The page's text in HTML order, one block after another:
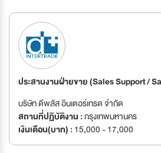
ประสานงานฝ่ายขาย (Sales Support /
บริษัท ดีพลัส อินเตอร์เทรด จำกัด
สถานที่ปฏิบัติงาน :กรุงเทพมหานคร
เงินเดือน(บาท) : 15,000 - 17,000